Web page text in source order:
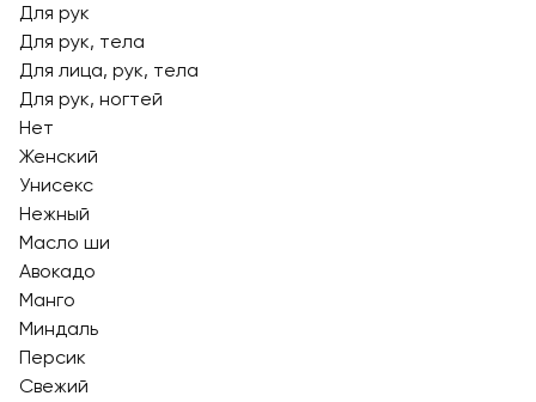
Для рук
Для рук, тела
Для лица, рук, тела
Для рук, ногтей
Нет
Женский
Унисекс
Нежный
Масло ши
Авокадо
Манго
Миндаль
Персик
Свежий